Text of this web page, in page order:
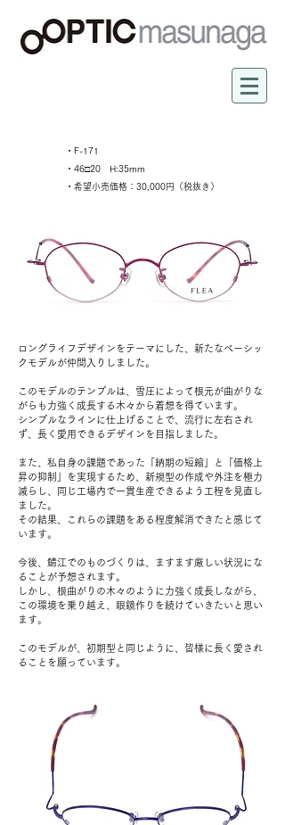
・F-171
・46□20 H:35mm
・希望小売価格：30,000円（税抜き）
ロングライフデザインをテーマにした、新たなベーシッ
クモデルが仲間入りしました。
このモデルのテンプルは、雪圧によって根元が曲がりな
がらも力強く成長する木々から着想を得ています。
シンプルなラインに仕上げることで、流行に左右され
ず、長く愛用できるデザインを目指しました。
また、私自身の課題であった「納期の短縮」と「価格上
昇の抑制」を実現するため、新規型の作成や外注を極力
減らし、同じ工場内で一貫生産できるよう工程を見直し
ました。
その結果、これらの課題をある程度解消できたと感じて
います。
今後、鯖江でのものづくりは、ますます厳しい状況にな
ることが予想されます。
しかし、根曲がりの木々のように力強く成長しながら、
この環境を乗り越え、眼鏡作りを続けていきたいと思い
ます。
このモデルが、初期型と同じように、皆様に長く愛され
ることを願っています。